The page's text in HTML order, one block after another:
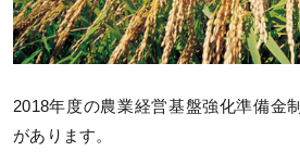
2018年度の農業経営基盤強化準備金
があります。